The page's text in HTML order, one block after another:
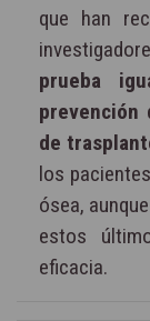
que han
prueba
de
los
ósea,
estos
eficacia.